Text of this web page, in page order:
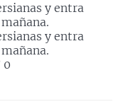
y entra
y entra
0